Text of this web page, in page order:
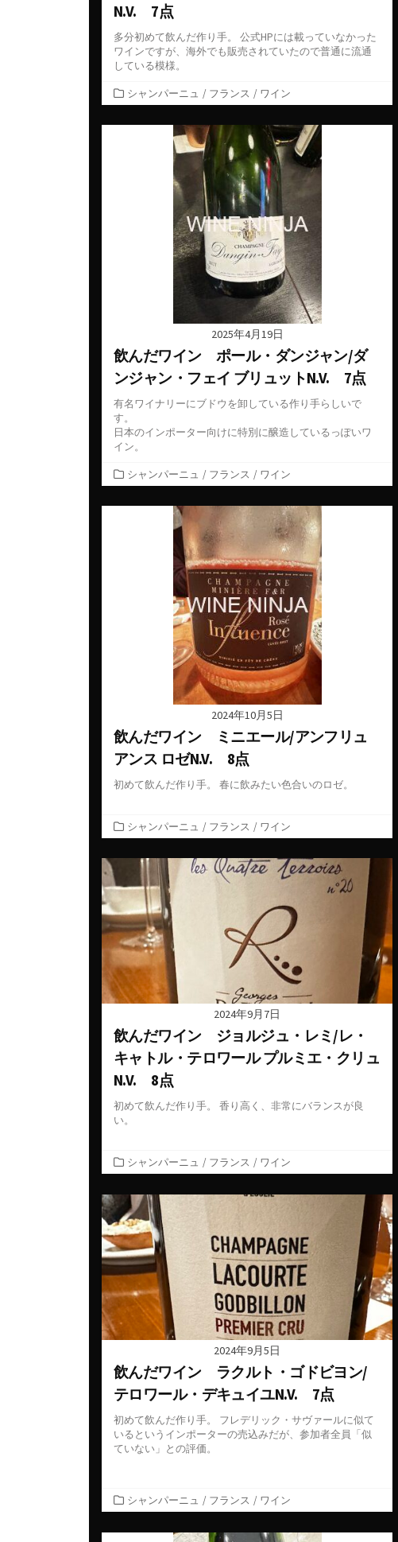
N.V. 7点
多分初めて飲んだ作り手。 公式HPには載っていなかった
ワインですが、海外でも販売されていたので普通に流通
している模様。
カ
テ
ゴ
シャンパーニュ / フランス / ワイン
2025年4月19日
飲んだワイン ポール・ダンジャン/ダ
ンジャン・フェイ ブリュットN.V. 7点
有名ワイナリーにブドウを卸している作り手らしいで
す。
日本のインポーター向けに特別に醸造しているっぽいワ
イン。
カ
テ
ゴ
シャンパーニュ / フランス / ワイン
2024年10月5日
飲んだワイン ミニエール/アンフリュ
アンス ロゼN.V. 8点
初めて飲んだ作り手。 春に飲みたい色合いのロゼ。
カ
テ
ゴ
ー
シャンパーニュ / フランス / ワイン
2024年9月7日
飲んだワイン ジョルジュ・レミ/レ・
キャトル・テロワール プルミエ・クリュ
N.V. 8点
初めて飲んだ作り手。 香り高く、非常にバランスが良
い。
カ
テ
ゴ
リ
ー
シャンパーニュ / フランス / ワイン
2024年9月5日
飲んだワイン ラクルト・ゴドビヨン/
テロワール・デキュイユN.V. 7点
初めて飲んだ作り手。 フレデリック・サヴァールに似て
いるというインポーターの売込みだが、参加者全員「似
ていない」との評価。
カ
テ
ゴ
シャンパーニュ / フランス / ワイン